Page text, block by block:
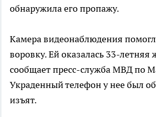
обнаружила его пропажу.
Камера видеонаблюдения
воровку. Ей оказалась 33-
сообщает пресс-служба МВД по
Украденный телефон у нее был
изъят.